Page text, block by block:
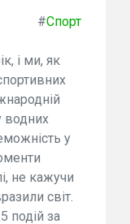
#Спорт
і ми, як
водних
у
не кажучи
світ.
подій за